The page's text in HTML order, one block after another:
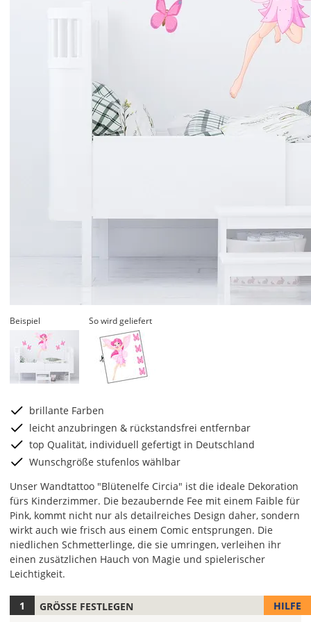
Beispiel So wird geliefert
brillante Farben
leicht anzubringen & rückstandsfrei entfernbar
top Qualität, individuell gefertigt in Deutschland
Wunschgröße stufenlos wählbar
Unser Wandtattoo "Blütenelfe Circia" ist die ideale Dekoration
fürs Kinderzimmer. Die bezaubernde Fee mit einem Faible für
Pink, kommt nicht nur als detailreiches Design daher, sondern
wirkt auch wie frisch aus einem Comic entsprungen. Die
niedlichen Schmetterlinge, die sie umringen, verleihen ihr
einen zusätzlichen Hauch von Magie und spielerischer
Leichtigkeit.
Hier
GRÖSSE FESTLEGEN HILFE